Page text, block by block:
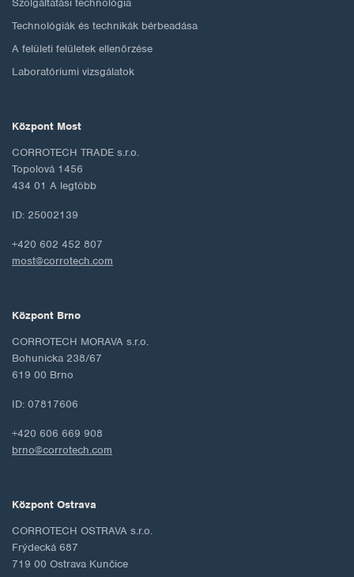
Szolgáltatási technológia
Technológiák és technikák bérbeadása
A felületi felületek ellenőrzése
Laboratóriumi vizsgálatok
Központ Most
CORROTECH TRADE s.r.o.
Topolová 1456
434 01 A legtöbb
ID: 25002139
+420 602 452 807
most@corrotech.com
Központ Brno
CORROTECH MORAVA s.r.o.
Bohunicka 238/67
619 00 Brno
ID: 07817606
+420 606 669 908
brno@corrotech.com
Központ Ostrava
CORROTECH OSTRAVA s.r.o.
Frýdecká 687
719 00 Ostrava Kunčice